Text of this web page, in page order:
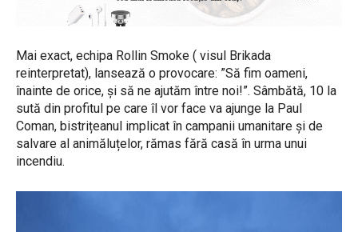
Mai exact, echipa Rollin Smoke ( visul Brikada
reinterpretat), lansează o provocare: ”Să fim oameni,
înainte de orice, și să ne ajutăm între noi!”. Sâmbătă, 10 la
sută din profitul pe care îl vor face va ajunge la Paul
Coman, bistrițeanul implicat în campanii umanitare și de
salvare al animăluțelor, rămas fără casă în urma unui
incendiu.